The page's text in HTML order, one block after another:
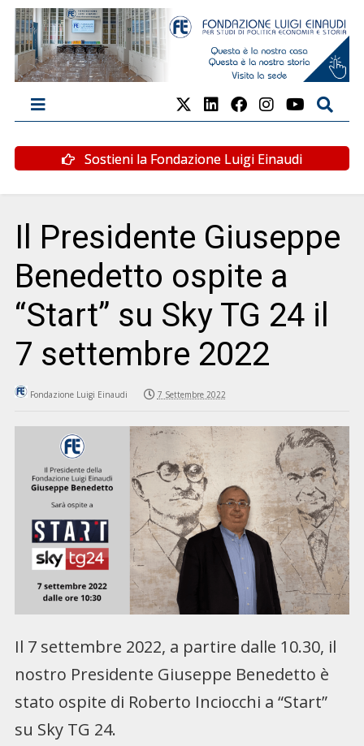
Sostieni la Fondazione Luigi Einaudi
Il Presidente Giuseppe
Benedetto ospite a
“Start” su Sky TG 24 il
7 settembre 2022
Fondazione Luigi Einaudi 7 Settembre 2022
Il 7 settembre 2022, a partire dalle 10.30, il
nostro Presidente Giuseppe Benedetto è
stato ospite di Roberto Inciocchi a “Start”
su Sky TG 24.